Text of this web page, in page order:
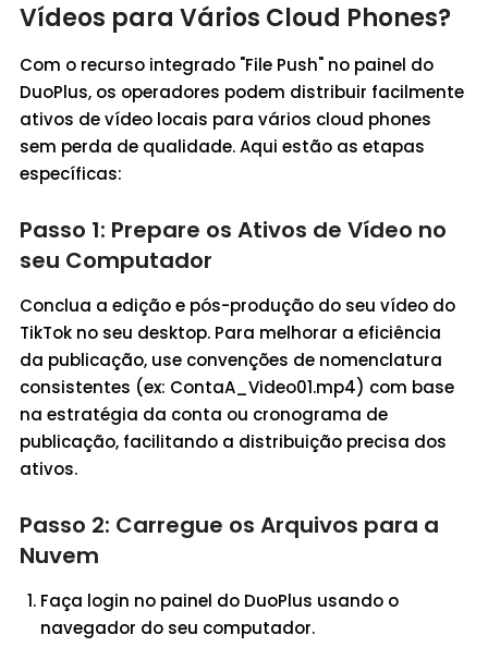
Vídeos para Vários Cloud Phones?
Com o recurso integrado "File Push" no painel do
DuoPlus, os operadores podem distribuir facilmente
ativos de vídeo locais para vários cloud phones
sem perda de qualidade. Aqui estão as etapas
específicas:
Passo 1: Prepare os Ativos de Vídeo no
seu Computador
Conclua a edição e pós-produção do seu vídeo do
TikTok no seu desktop. Para melhorar a eficiência
da publicação, use convenções de nomenclatura
consistentes (ex: ContaA_Video01.mp4) com base
na estratégia da conta ou cronograma de
publicação, facilitando a distribuição precisa dos
ativos.
Passo 2: Carregue os Arquivos para a
Nuvem
Faça login no painel do DuoPlus usando o
navegador do seu computador.